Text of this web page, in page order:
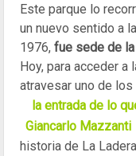
Este parque lo
un nuevo sentido a
1976, fue sede de
Hoy, para acceder a
atravesar uno de
la entrada de lo
Giancarlo Mazzanti
historia de La